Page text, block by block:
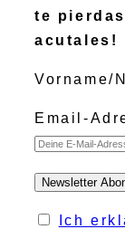
te
acutales!
Vorname/
Email-
Ich